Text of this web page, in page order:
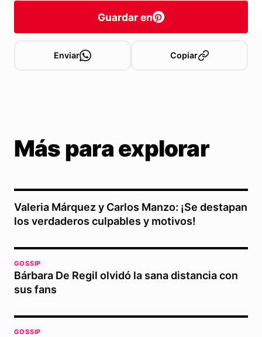
Guardar en
Enviar Copiar
Más para explorar
Valeria Márquez y Carlos Manzo: ¡Se destapan
los verdaderos culpables y motivos!
GOSSIP
Bárbara De Regil olvidó la sana distancia con
sus fans
GOSSIP